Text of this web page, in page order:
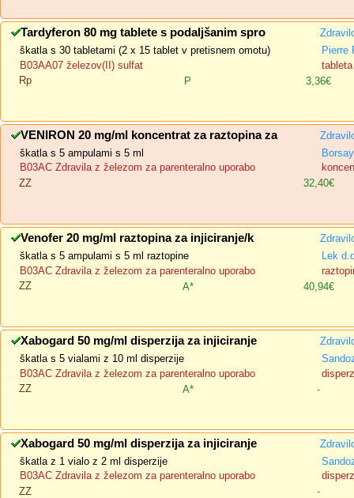
Tardyferon 80 mg tablete s podaljšanim spro
škatla s 30 tabletami (2 x 15 tablet v pretisnem omotu)
Pierre
B03AA07 železov(II) sulfat
Rp
P 3,36€
VENIRON 20 mg/ml koncentrat za raztopina za
škatla s 5 ampulami s 5 ml
B03AC Zdravila z železom za parenteralno uporabo
ZZ
32,40€
Venofer 20 mg/ml raztopina za injiciranje/k
škatla s 5 ampulami s 5 ml raztopine
Lek
B03AC Zdravila z železom za parenteralno uporabo
ZZ
A* 40,94€
Xabogard 50 mg/ml disperzija za injiciranje
škatla s 5 vialami z 10 ml disperzije
B03AC Zdravila z železom za parenteralno uporabo
ZZ
A* -
Xabogard 50 mg/ml disperzija za injiciranje
škatla z 1 vialo z 2 ml disperzije
B03AC Zdravila z železom za parenteralno uporabo
ZZ
-